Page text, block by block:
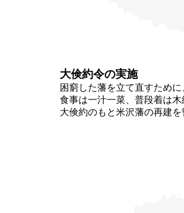
大倹約令の実施
困窮した藩を立て直すため
食事は一汁一菜、普段着は木
大倹約のもと米沢藩の再建